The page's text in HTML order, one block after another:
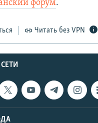
форум.
Читать без VPN